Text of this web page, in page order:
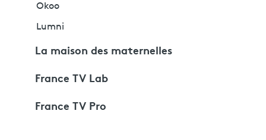
Okoo
Lumni
La maison des maternelles
France TV Lab
France TV Pro